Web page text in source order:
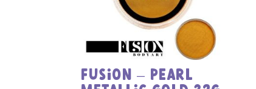
FUSION – PEARL